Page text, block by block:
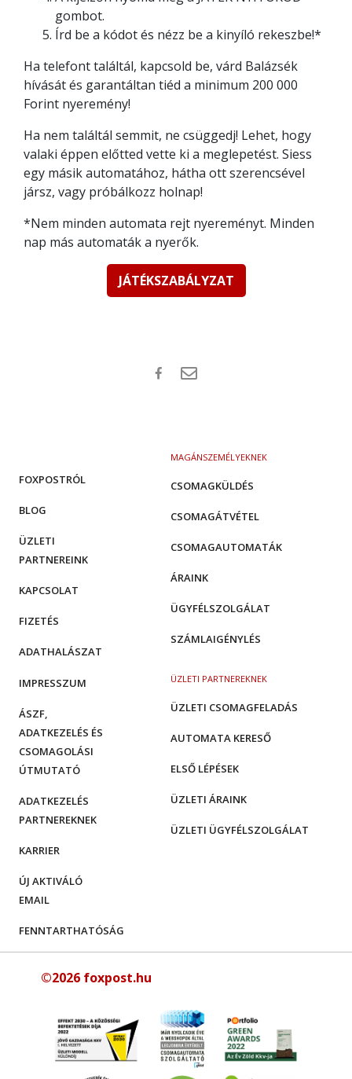
gombot.
Írd be a kódot és nézz be a kinyíló rekeszbe!*
Ha telefont találtál, kapcsold be, várd Balázsék
hívását és garantáltan tiéd a minimum 200 000
Forint nyeremény!
Ha nem találtál semmit, ne csüggedj! Lehet, hogy
valaki éppen előtted vette ki a meglepetést. Siess
egy másik automatához, hátha ott szerencsével
jársz, vagy próbálkozz holnap!
*Nem minden automata rejt nyereményt. Minden
nap más automaták a nyerők.
JÁTÉKSZABÁLYZAT
MAGÁNSZEMÉLYEKNEK
CSOMAGKÜLDÉS
CSOMAGÁTVÉTEL
CSOMAGAUTOMATÁK
ÁRAINK
ÜGYFÉLSZOLGÁLAT
SZÁMLAIGÉNYLÉS
ÜZLETI PARTNEREKNEK
ÜZLETI CSOMAGFELADÁS
AUTOMATA KERESŐ
ELSŐ LÉPÉSEK
ÜZLETI ÁRAINK
ÜZLETI ÜGYFÉLSZOLGÁLAT
FOXPOSTRÓL
BLOG
ÜZLETI
PARTNEREINK
KAPCSOLAT
FIZETÉS
ADATHALÁSZAT
IMPRESSZUM
ÁSZF,
ADATKEZELÉS ÉS
CSOMAGOLÁSI
ÚTMUTATÓ
ADATKEZELÉS
PARTNEREKNEK
KARRIER
ÚJ AKTIVÁLÓ
EMAIL
FENNTARTHATÓSÁG
©2026 foxpost.hu